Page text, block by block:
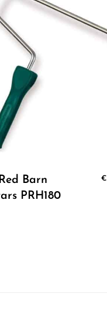
Add To Cart
Barn
PRH180
€